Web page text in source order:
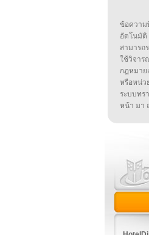
ข้อควา
อัตโนมั
สามารถ
ใช้วิจา
กฎหมาย
หรือหน่ว
ระบบท
หน้า มา